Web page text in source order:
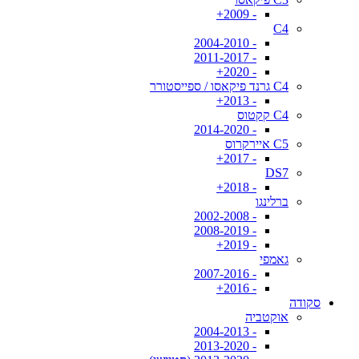
- 2009+
C4
- 2004-2010
- 2011-2017
- 2020+
C4 גרנד פיקאסו / ספייסטורר
- 2013+
C4 קקטוס
- 2014-2020
C5 איירקרוס
- 2017+
DS7
- 2018+
ברלינגו
- 2002-2008
- 2008-2019
- 2019+
גאמפי
- 2007-2016
- 2016+
סקודה
אוקטביה
- 2004-2013
- 2013-2020